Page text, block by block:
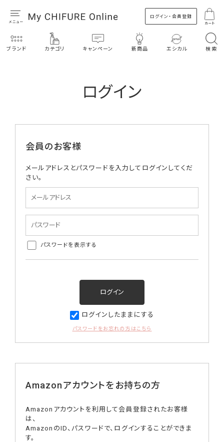
ログイン・会員登録
カート
ブランド カテゴリ キャンペーン 新商品 エシカル 検索
ログイン
会員のお客様
メールアドレスとパスワードを入力してログインしてくだ
さい。
パスワードを表示する
ログインしたままにする
パスワードをお忘れの方はこちら
Amazonアカウントをお持ちの方
Amazonアカウントを利用して会員登録されたお客様
は、
AmazonのID、パスワードで、ログインすることができま
す。